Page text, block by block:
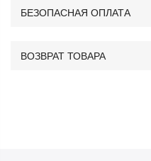
БЕЗОПАСНАЯ ОПЛАТА
ВОЗВРАТ ТОВАРА